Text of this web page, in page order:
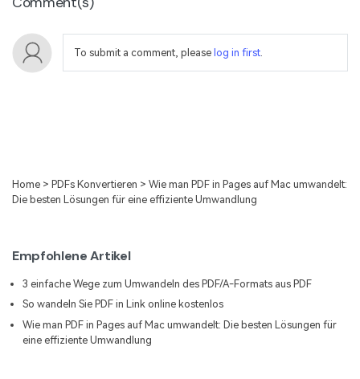
To submit a comment, pleaselog in first.
Home > PDFs Konvertieren > Wie man PDF in Pages auf Mac umwandelt:
Die besten Lösungen für eine effiziente Umwandlung
Empfohlene Artikel
3 einfache Wege zum Umwandeln des PDF/A-Formats aus PDF
So wandeln Sie PDF in Link online kostenlos
Wie man PDF in Pages auf Mac umwandelt: Die besten Lösungen für
eine effiziente Umwandlung